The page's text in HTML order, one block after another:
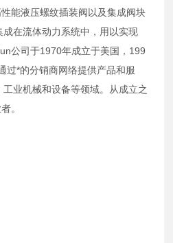
能液压螺纹插装阀以及集成阀块
在流体动力系统中，用以实现
公司于1970年成立于美国，199
过*的分销商网络提供产品和服
业机械和设备等领域。从成立之
。